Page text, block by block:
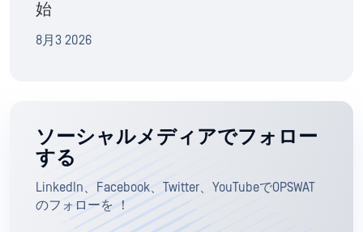
始
8月3 2026
ソーシャルメディアでフォロー
する
LinkedIn、Facebook、Twitter、YouTubeでOPSWAT
のフォローを ！